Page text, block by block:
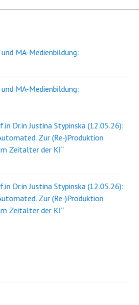
MA-Medienbildung:
MA-Medienbildung:
Dr.in Justina Stypinska (12.05.26):
Zur (Re-)Produktion
Zeitalter der KI“
Dr.in Justina Stypinska (12.05.26):
Zur (Re-)Produktion
Zeitalter der KI“